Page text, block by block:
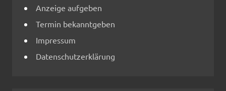
Anzeige aufgeben
Termin bekanntgeben
Impressum
Datenschutzerklärung